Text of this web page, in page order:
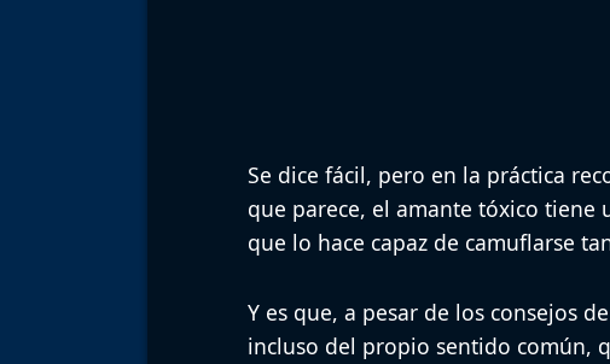
Se dice fácil, pero en la práctica
que parece, el amante tóxico tiene
que lo hace capaz de camuflarse
Y es que, a pesar de los consejos
incluso del propio sentido común,